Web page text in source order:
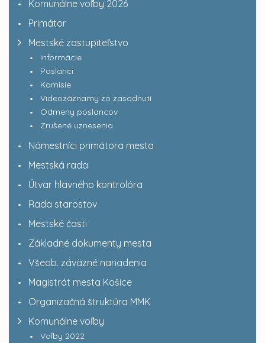
Komunálne voľby 2026
Primátor
Mestské zastupiteľstvo
Informácie
Poslanci
Komisie
Videozáznamy zo zasadnutí
Odmeny poslancov
Zrušené uznesenia
Námestníci primátora mesta
Mestská rada
Útvar hlavného kontrolóra
Rada starostov
Mestské časti
Základné dokumenty mesta
Všeob. záväzné nariadenia
Magistrát mesta Košice
Organizačná štruktúra MMK
Komunálne voľby
Voľby 2022